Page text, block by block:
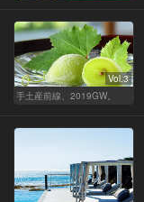
Vol.3
手土産前線、2019GW。